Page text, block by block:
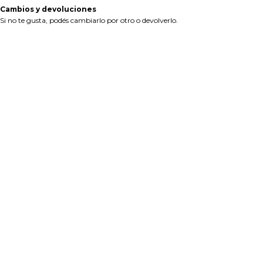
Cambios y devoluciones
Si no te gusta, podés cambiarlo por otro o devolverlo.